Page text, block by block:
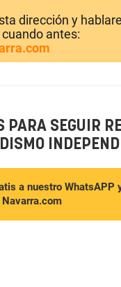
dirección y
antes:
PARA SEGUIR
a nuestro WhatsAPP